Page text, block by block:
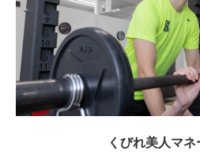
くびれ美人マ